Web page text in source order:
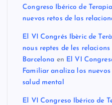
Congreso Ibérico de
nuevos retos de las
El VI Congrés Ibèric de
nous reptes de les
Barcelona en El VI
Familiar analiza los
salud mental
El VI Congreso Ibérico de